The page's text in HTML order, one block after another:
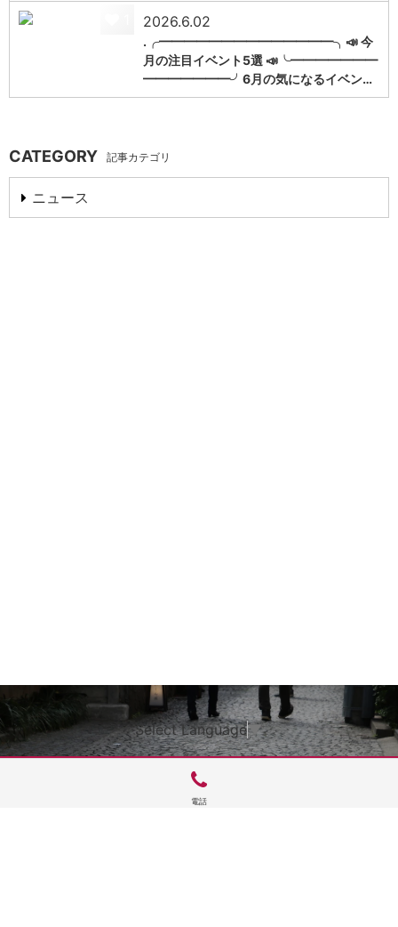
2026.6.02
.╭━━━━━━━━━━━━━━╮📣 今
月の注目イベント5選 📣╰━━━━━━━
━━━━━━━╯6月の気になるイベン…
CATEGORY 記事カテゴリ
ニュース
Select Language▼
電話